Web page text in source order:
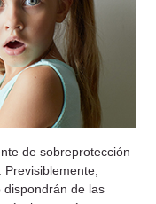
de sobreprotección
. Previsiblemente,
dispondrán de las